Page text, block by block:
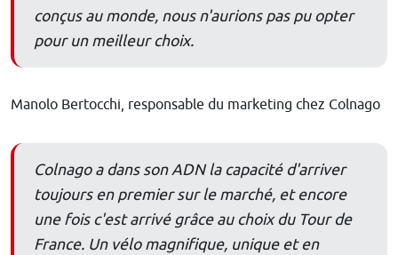
conçus au monde, nous n'aurions pas pu opter
pour un meilleur choix.
Manolo Bertocchi, responsable du marketing chez Colnago
Colnago a dans son ADN la capacité d'arriver
toujours en premier sur le marché, et encore
une fois c'est arrivé grâce au choix du Tour de
France. Un vélo magnifique, unique et en